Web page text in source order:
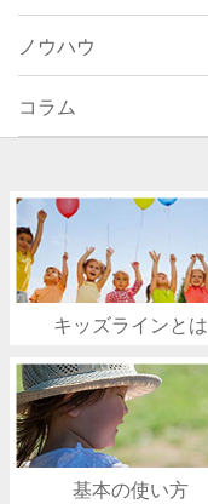
ノウハウ
コラム
キッズラインとは
基本の使い方